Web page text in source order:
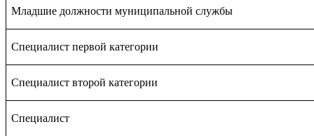
Младшие должности муниципальной службы
Специалист первой категории
Специалист второй категории
Специалист